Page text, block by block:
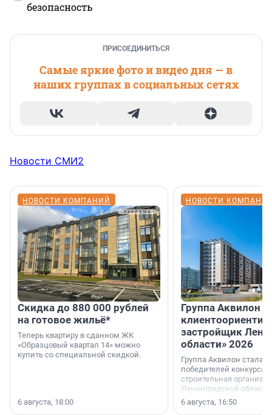
безопасность
ПРИСОЕДИНИТЬСЯ
Самые яркие фото и видео дня — в
наших группах в социальных сетях
Новости СМИ2
НОВОСТИ КОМПАНИЙ
Скидка до 880 000 рублей
на готовое жильё*
Теперь квартиру в сданном ЖК
«Образцовый квартал 14» можно
купить со специальной скидкой.
6 августа, 18:00
НОВОСТИ
Группа Аквилон
застройщик
области» 2026
Группа Аквилон стала
победителей конкурса
строительная
Ленинградской области
номинации «Самый
6 августа, 16:50